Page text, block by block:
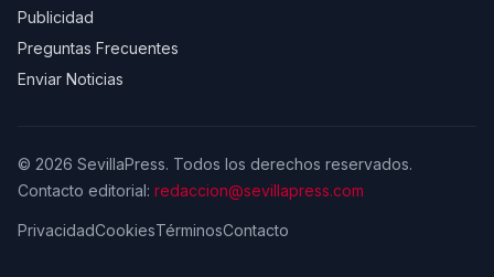
Publicidad
Preguntas Frecuentes
Enviar Noticias
© 2026 SevillaPress. Todos los derechos reservados.
Contacto editorial: redaccion@sevillapress.com
PrivacidadCookiesTérminosContacto